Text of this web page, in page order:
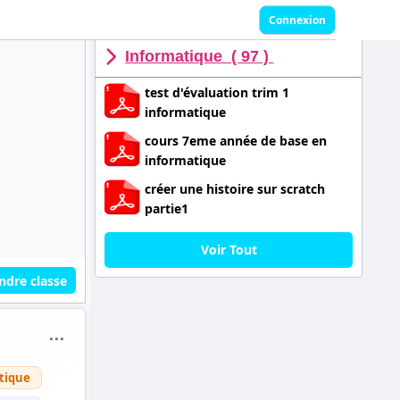
Connexion
Informatique ( 97 )
test d'évaluation trim 1
informatique
cours 7eme année de base en
informatique
créer une histoire sur scratch
partie1
Voir Tout
classe
⋯